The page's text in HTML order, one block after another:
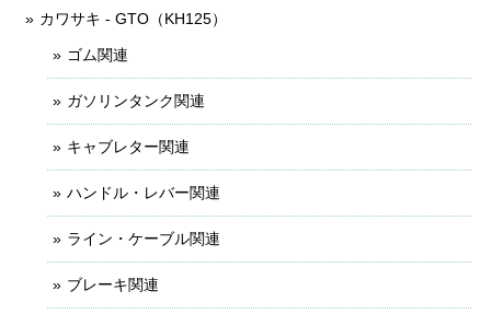
カワサキ - GTO（KH125）
ゴム関連
ガソリンタンク関連
キャブレター関連
ハンドル・レバー関連
ライン・ケーブル関連
ブレーキ関連